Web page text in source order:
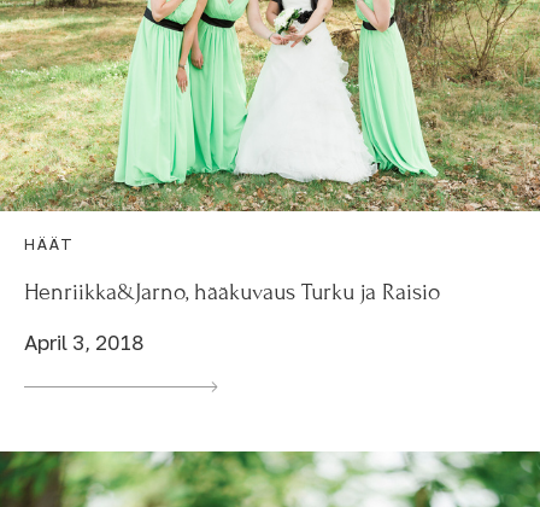
HÄÄT
Henriikka&Jarno, hääkuvaus Turku ja Raisio
April 3, 2018